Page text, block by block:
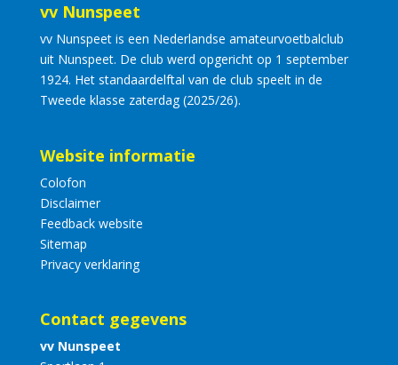
vv Nunspeet
vv Nunspeet is een Nederlandse amateurvoetbalclub
uit Nunspeet. De club werd opgericht op 1 september
1924. Het standaardelftal van de club speelt in de
Tweede klasse zaterdag (2025/26).
Website informatie
Colofon
Disclaimer
Feedback website
Sitemap
Privacy verklaring
Contact gegevens
vv Nunspeet